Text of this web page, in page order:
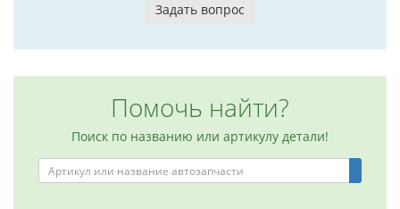
Задать вопрос
Помочь найти?
Поиск по названию или артикулу детали!